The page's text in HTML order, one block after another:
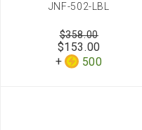
JNF-502-LBL
$153.00
500
$358.00